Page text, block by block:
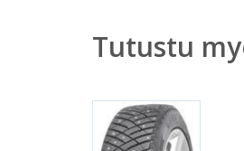
Tutustu